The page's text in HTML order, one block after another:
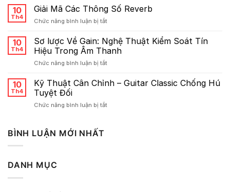
&
Cho
Hát
Mã
Các
Thông
Delay
10
Th4
Giải Mã Các Thông Số Reverb
Chức năng bình luận bị tắtở
Mã
Các
Thông
Số
10
Th4
Sơ lược Về Gain: Nghệ Thuật Kiểm Soát Tín
Hiệu Trong Âm Thanh
Chức năng bình luận bị tắtở
lược
Về
Nghệ
10
Th4
Kỹ Thuật Cân Chỉnh – Guitar Classic Chống Hú
Tuyệt Đối
Chức năng bình luận bị tắtở
BÌNH LUẬN MỚI NHẤT
DANH MỤC